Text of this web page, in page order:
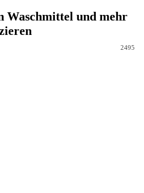
Waschmittel und mehr
2495